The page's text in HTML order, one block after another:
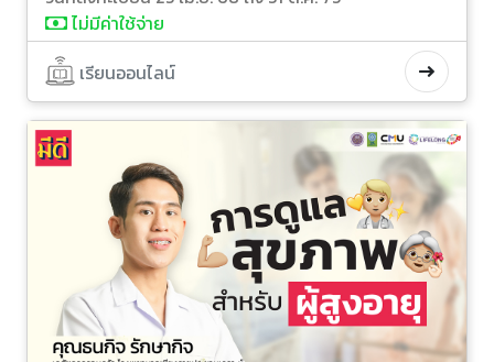
ไม่มีค่าใช้จ่าย
เรียนออนไลน์